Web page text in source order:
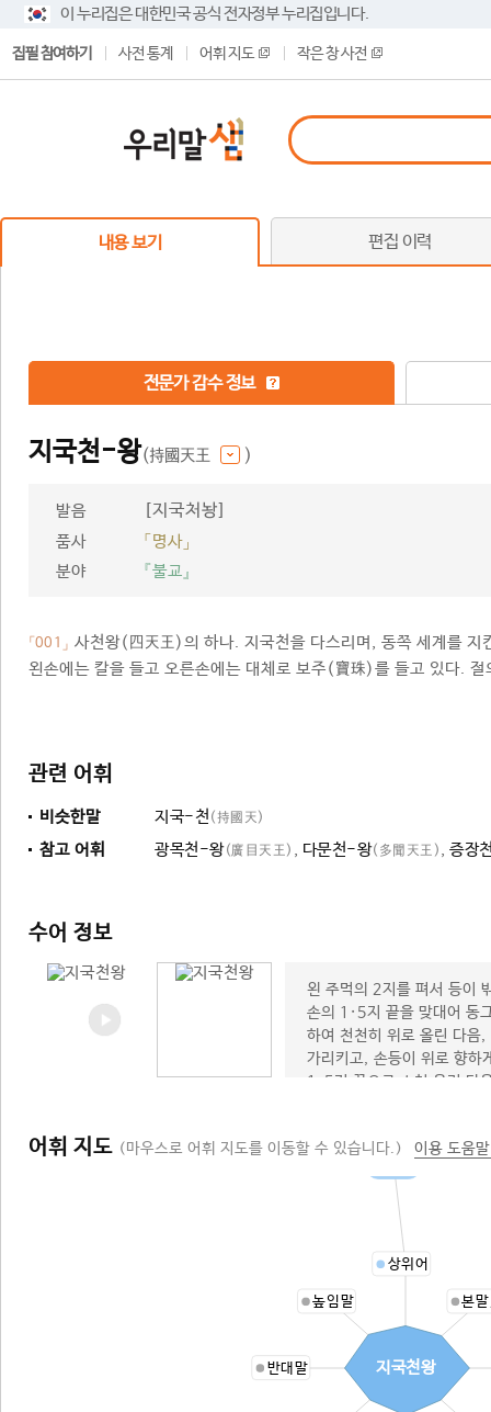
이 누리집은 대한민국 공식 전자정부 누리집입니다.
집필 참여하기 사전 통계 어휘 지도 작은 창 사전
내용 보기 편집 이력
전문가 감수 정보
지국천-왕(持國天王 )
발음 [지국처놩]
품사
「명사」
분야
『불교』
「001」 사천왕(四天王)의 하나. 지국천을 다스리며, 동쪽 세계를
왼손에는 칼을 들고 오른손에는 대체로 보주(寶珠)를 들고 있다.
관련 어휘
비슷한말 지국-천 (持國天)
참고 어휘 광목천-왕(廣目天王) , 다문천-왕(多聞天王) , 증장
수어 정보
왼 주먹의 2지를 펴서 등이
손의 1·5지 끝을 맞대어 동
하여 천천히 위로 올린 다음
가리키고, 손등이 위로 향하
1·5지 끝으로 스쳐 올린 다
어휘 지도 (마우스로 어휘 지도를 이동할 수 있습니다.) 이용 도움
상위어
본
반대말
높임말
지국천왕